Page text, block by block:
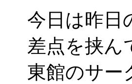
今日は昨日
差点を挟ん
東館のサー